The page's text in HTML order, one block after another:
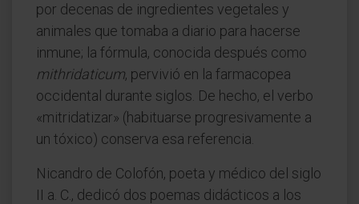
por decenas de ingredientes vegetales y
animales que tomaba a diario para hacerse
inmune; la fórmula, conocida después como
mithridaticum, pervivió en la farmacopea
occidental durante siglos. De hecho, el verbo
«mitridatizar» (habituarse progresivamente a
un tóxico) conserva esa referencia.
Nicandro de Colofón, poeta y médico del siglo
II a. C., dedicó dos poemas didácticos a los